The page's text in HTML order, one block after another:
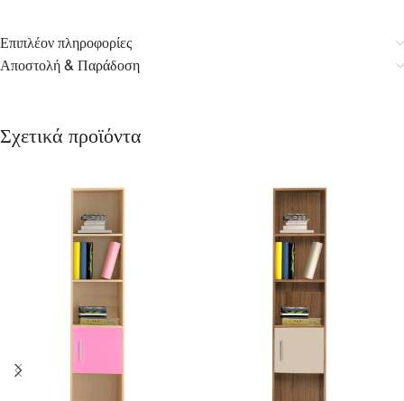
Επιπλέον πληροφορίες
Αποστολή & Παράδοση
Σχετικά προϊόντα